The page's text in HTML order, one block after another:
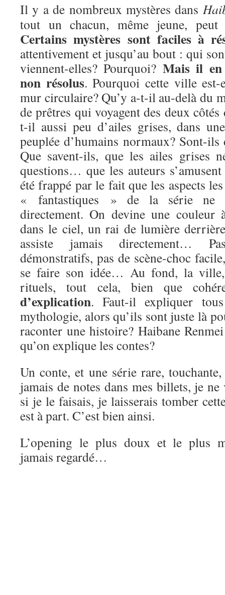
Il y a de nombreux mystères dans
tout un chacun, même jeune, peut
Certains mystères sont faciles à
attentivement et jusqu’au bout : qui
viennent-elles? Pourquoi? Mais il en
non résolus. Pourquoi cette ville est-
mur circulaire? Qu’y a-t-il au-delà du
de prêtres qui voyagent des deux
t-il aussi peu d’ailes grises, dans
peuplée d’humains normaux? Sont-
Que savent-ils, que les ailes grises
questions… que les auteurs
été frappé par le fait que les aspects
« fantastiques » de la série ne
directement. On devine une couleur
dans le ciel, un rai de lumière
assiste jamais directement…
démonstratifs, pas de scène-choc
se faire son idée… Au fond, la
rituels, tout cela, bien que
d’explication. Faut-il expliquer
mythologie, alors qu’ils sont juste là
raconter une histoire? Haibane
qu’on explique les contes?
Un conte, et une série rare,
jamais de notes dans mes billets, je
si je le faisais, je laisserais tomber
est à part. C’est bien ainsi.
L’opening le plus doux et le plus
jamais regardé…